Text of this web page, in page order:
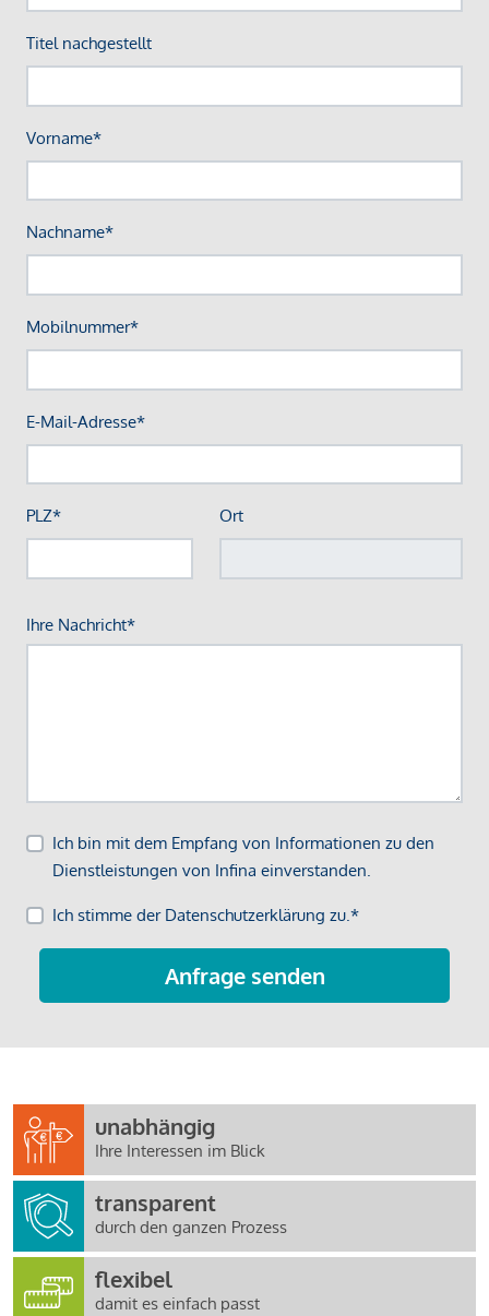
unabhängig
Ihre Interessen im Blick
transparent
durch den ganzen Prozess
flexibel
damit es einfach passt